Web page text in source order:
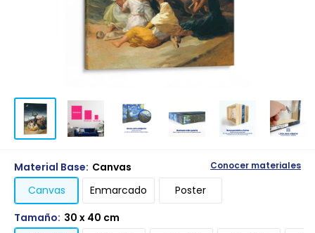
Material Base: Canvas Conocer materiales
Canvas Enmarcado
Poster
Tamaño: 30 x 40 cm